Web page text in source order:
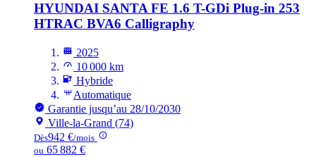
HYUNDAI SANTA FE 1.6 T-GDi Plug-in 253
HTRAC BVA6 Calligraphy
2025
10 000 km
Hybride
Automatique
Garantie jusqu’au 28/10/2030
Ville-la-Grand (74)
Dès942 €/mois
ou 65 882 €